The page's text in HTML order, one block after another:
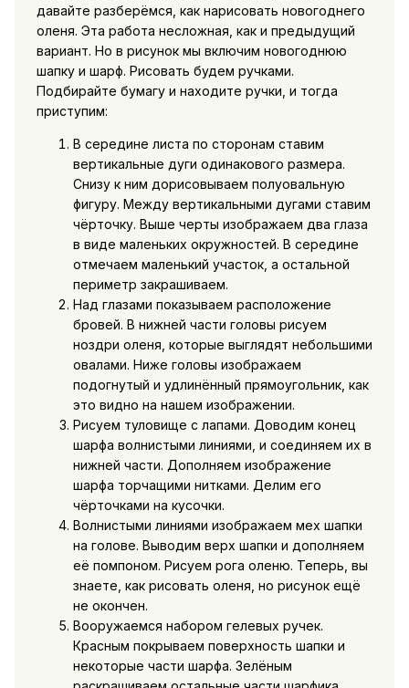
давайте разберёмся, как нарисовать новогоднего
оленя. Эта работа несложная, как и предыдущий
вариант. Но в рисунок мы включим новогоднюю
шапку и шарф. Рисовать будем ручками.
Подбирайте бумагу и находите ручки, и тогда
приступим:
В середине листа по сторонам ставим
вертикальные дуги одинакового размера.
Снизу к ним дорисовываем полуовальную
фигуру. Между вертикальными дугами ставим
чёрточку. Выше черты изображаем два глаза
в виде маленьких окружностей. В середине
отмечаем маленький участок, а остальной
периметр закрашиваем.
Над глазами показываем расположение
бровей. В нижней части головы рисуем
ноздри оленя, которые выглядят небольшими
овалами. Ниже головы изображаем
подогнутый и удлинённый прямоугольник, как
это видно на нашем изображении.
Рисуем туловище с лапами. Доводим конец
шарфа волнистыми линиями, и соединяем их в
нижней части. Дополняем изображение
шарфа торчащими нитками. Делим его
чёрточками на кусочки.
Волнистыми линиями изображаем мех шапки
на голове. Выводим верх шапки и дополняем
её помпоном. Рисуем рога оленю. Теперь, вы
знаете, как рисовать оленя, но рисунок ещё
не окончен.
Вооружаемся набором гелевых ручек.
Красным покрываем поверхность шапки и
некоторые части шарфа. Зелёным